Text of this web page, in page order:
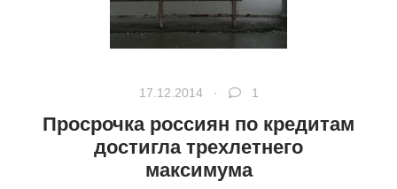
17.12.2014 · 1
Просрочка россиян по кредитам
достигла трехлетнего
максимума